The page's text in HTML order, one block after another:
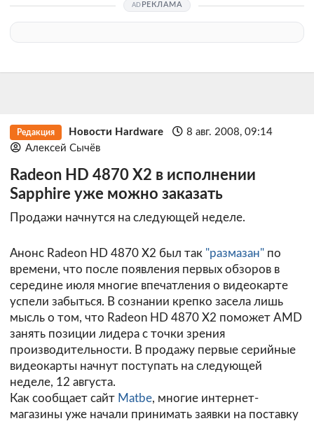
РЕКЛАМА
Редакция Новости Hardware
8 авг. 2008, 09:14
Алексей Сычёв
Radeon HD 4870 X2 в исполнении
Sapphire уже можно заказать
Продажи начнутся на следующей неделе.
Анонс Radeon HD 4870 X2 был так "размазан" по
времени, что после появления первых обзоров в
середине июля многие впечатления о видеокарте
успели забыться. В сознании крепко засела лишь
мысль о том, что Radeon HD 4870 X2 поможет AMD
занять позиции лидера с точки зрения
производительности. В продажу первые серийные
видеокарты начнут поступать на следующей
неделе, 12 августа.
Как сообщает сайт Matbe, многие интернет-
магазины уже начали принимать заявки на поставку